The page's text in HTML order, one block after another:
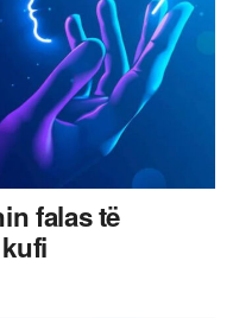
falas të